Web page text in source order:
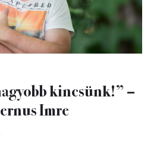
kincsünk!” –
Imre